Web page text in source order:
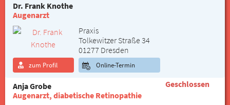
Dr. Frank Knothe
Augenarzt
Praxis
Tolkewitzer Straße 34
01277 Dresden
zum Profil Online-Termin
Anja Grobe
Augenarzt, diabetische Retinopathie
Geschlossen